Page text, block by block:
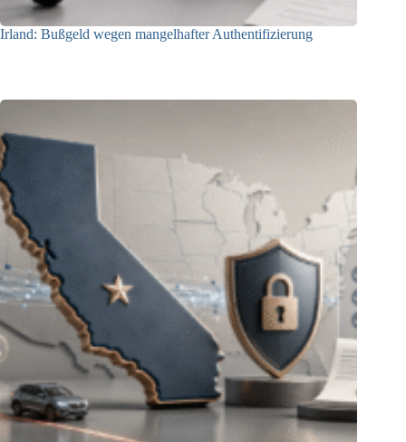
Irland: Bußgeld wegen mangelhafter Authentifizierung